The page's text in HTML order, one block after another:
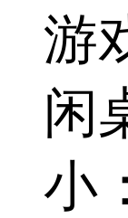
游
闲
小